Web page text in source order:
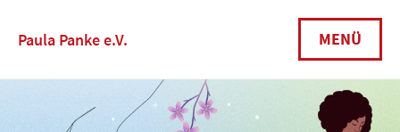
Paula Panke e.V. MENÜ